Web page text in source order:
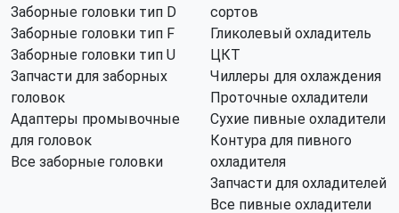
Заборные головки тип D
Заборные головки тип F
Заборные головки тип U
Запчасти для заборных
головок
Адаптеры промывочные
для головок
Все заборные головки
сортов
Гликолевый охладитель
ЦКТ
Чиллеры для охлаждения
Проточные охладители
Сухие пивные охладители
Контура для пивного
охладителя
Запчасти для охладителей
Все пивные охладители